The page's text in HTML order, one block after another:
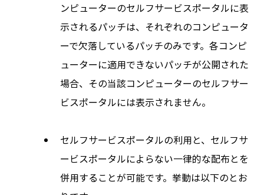
ンピューターのセルフサービスポータルに表
示されるパッチは、それぞれのコンピュータ
ーで欠落しているパッチのみです。各コンピ
ューターに適用できないパッチが公開された
場合、その当該コンピューターのセルフサー
ビスポータルには表示されません。
セルフサービスポータルの利用と、セルフサ
ービスポータルによらない一律的な配布とを
併用することが可能です。挙動は以下のとお